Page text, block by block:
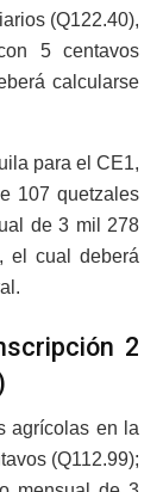
(Q122.40),
5 centavos
calcularse
para el CE1,
107 quetzales
de 3 mil 278
el cual deberá
2
agrícolas en la
(Q112.99);